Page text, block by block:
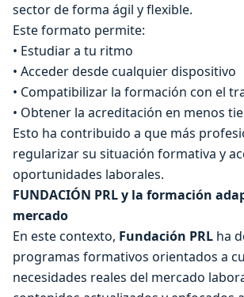
sector de forma ágil y flexible.
Este formato permite:
• Estudiar a tu ritmo
• Acceder desde cualquier dispositivo
• Compatibilizar la formación con el
• Obtener la acreditación en menos
Esto ha contribuido a que más
regularizar su situación formativa y
oportunidades laborales.
FUNDACIÓN PRL y la formación
mercado
En este contexto, Fundación PRL ha
programas formativos orientados a
necesidades reales del mercado